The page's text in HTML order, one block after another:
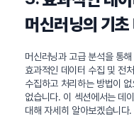
머신러닝의 기초
머신러닝과 고급 분석을 통
효과적인 데이터 수집 및 전
수집하고 처리하는 방법이
없습니다. 이 섹션에서는 데
대해 자세히 알아보겠습니다.